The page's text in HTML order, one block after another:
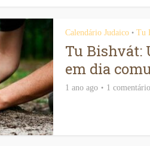
Calendário Judaico • Tu
Tu Bishvát:
em dia
1 ano ago 1 comentário